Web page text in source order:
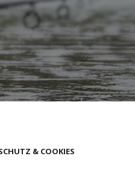
& COOKIES